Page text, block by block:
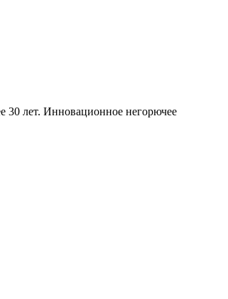
30 лет. Инновационное негорючее